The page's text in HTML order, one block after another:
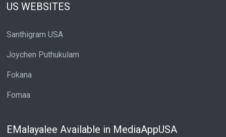
US WEBSITES
Santhigram USA
Joychen Puthukulam
Fokana
Fomaa
EMalayalee Available in MediaAppUSA